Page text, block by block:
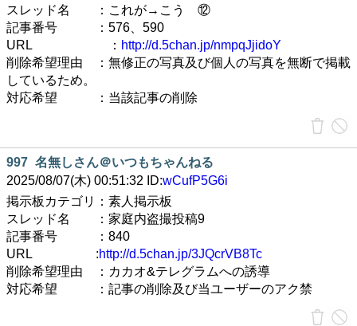
スレッド名 ：これが→こう ⑫
記事番号 ：576、590
URL ： http://d.5chan.jp/nmpqJjidoY
削除希望理由 ：無修正の写真及び個人の写真を無断で掲載
しているため。
対応希望 ：当該記事の削除
997 名無しさん＠いつもちゃんねる
2025/08/07(木) 00:51:32 ID:wCufP5G6i
掲示板カテゴリ：素人掲示板
スレッド名 ：家庭内盗撮投稿9
記事番号 ：840
URL :http://d.5chan.jp/3JQcrVB8Tc
削除希望理由 ：カカオ&テレグラムへの誘導
対応希望 ：記事の削除及び当ユーザーのアク禁